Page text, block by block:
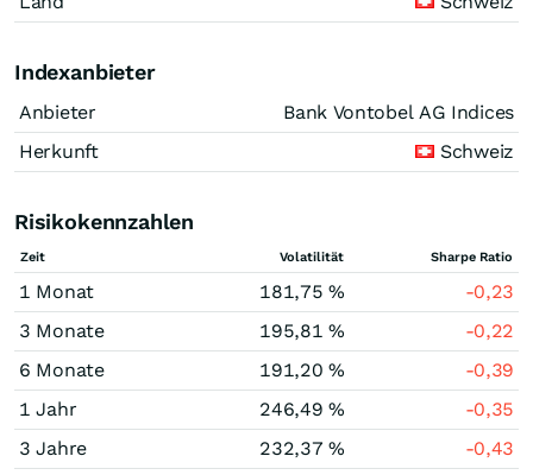
Indexanbieter
Anbieter
Bank Vontobel AG Indices
Herkunft
Schweiz
Risikokennzahlen
Zeit Volatilität Sharpe Ratio
1 Monat 181,75 %
-0,23
3 Monate
195,81 %
-0,22
6 Monate
191,20 %
-0,39
1 Jahr
246,49 %
-0,35
3 Jahre
232,37 %
-0,43